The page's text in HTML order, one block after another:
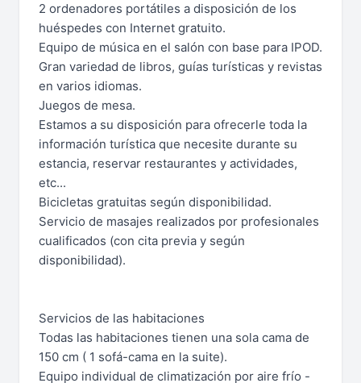
2 ordenadores portátiles a disposición de los
huéspedes con Internet gratuito.
Equipo de música en el salón con base para IPOD.
Gran variedad de libros, guías turísticas y revistas
en varios idiomas.
Juegos de mesa.
Estamos a su disposición para ofrecerle toda la
información turística que necesite durante su
estancia, reservar restaurantes y actividades,
etc...
Bicicletas gratuitas según disponibilidad.
Servicio de masajes realizados por profesionales
cualificados (con cita previa y según
disponibilidad).
Servicios de las habitaciones
Todas las habitaciones tienen una sola cama de
150 cm ( 1 sofá-cama en la suite).
Equipo individual de climatización por aire frío -